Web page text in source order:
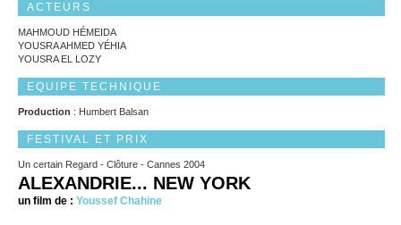
ACTEURS
MAHMOUD HÉMEIDA
YOUSRA AHMED YÉHIA
YOUSRA EL LOZY
EQUIPE TECHNIQUE
Production : Humbert Balsan
FESTIVAL ET PRIX
Un certain Regard - Clôture - Cannes 2004
ALEXANDRIE... NEW YORK
un film de : Youssef Chahine